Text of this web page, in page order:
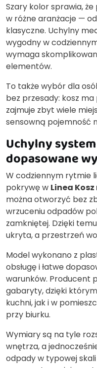
Szary kolor sprawia,
w różne aranżacje —
klasyczne. Uchylny
wygodny w
wymaga
elementów.
To także wybór dla
bez przesady: kosz
zajmuje zbyt wiele
sensowną pojemność
Uchylny
dopasowane
W codziennym rytmie
pokrywę w Linea
można otworzyć bez
wrzuceniu odpadów
zamkniętej. Dzięki
ukryta, a przestrzeń
Model wykonano z
obsługę i łatwe
warunków. Producent
gabaryty, dzięki
kuchni, jak i w
przy biurku.
Wymiary są na tyle
wnętrza, a
odpady w typowej